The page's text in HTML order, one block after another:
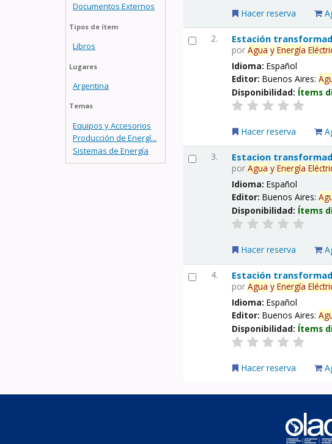
Documentos Externos
Tipos de ítem
Libros
Lugares
Argentina
Temas
Equipos y Accesorios
Producción de Energí...
Sistemas de Energía
Hacer reserva
2. Estación
porAgua y Energía
Idioma:Español
Editor:Buenos Aires:
Disponibilidad: Ítems
Hacer reserva
3. Estacion
porAgua y Energía
Idioma:Español
Editor:Buenos Aires:
Disponibilidad: Ítems
Hacer reserva
4. Estación
porAgua y Energía
Idioma:Español
Editor:Buenos Aires:
Disponibilidad: Ítems
Hacer reserva